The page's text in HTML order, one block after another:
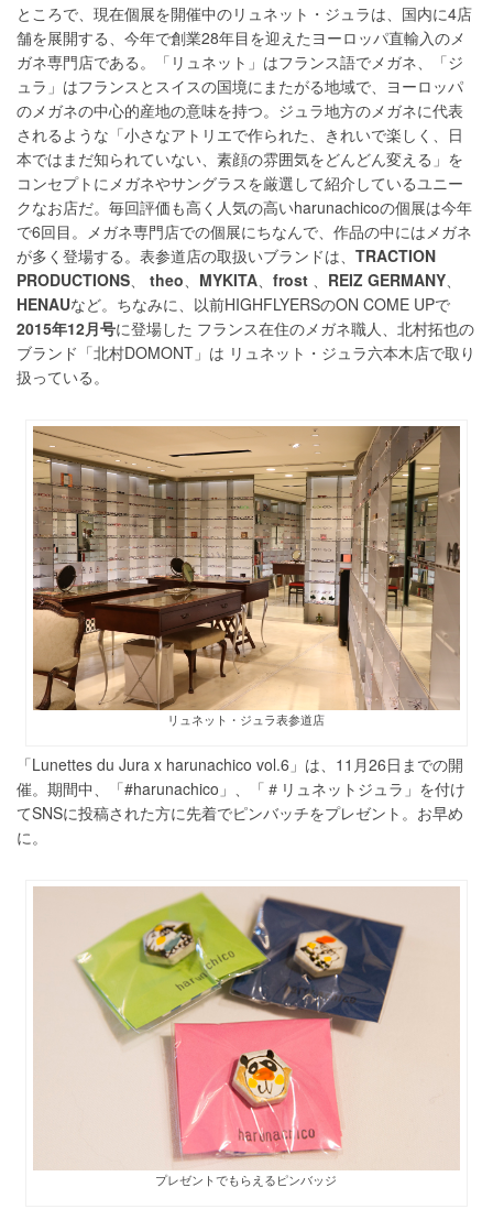
ところで、現在個展を開催中のリュネット・ジュラは、国内に4店
舗を展開する、今年で創業28年目を迎えたヨーロッパ直輸入のメ
ガネ専門店である。「リュネット」はフランス語でメガネ、「ジ
ュラ」はフランスとスイスの国境にまたがる地域で、ヨーロッパ
のメガネの中心的産地の意味を持つ。ジュラ地方のメガネに代表
されるような「小さなアトリエで作られた、きれいで楽しく、日
本ではまだ知られていない、素顔の雰囲気をどんどん変える」を
コンセプトにメガネやサングラスを厳選して紹介しているユニー
クなお店だ。毎回評価も高く人気の高いharunachicoの個展は今年
で6回目。メガネ専門店での個展にちなんで、作品の中にはメガネ
が多く登場する。表参道店の取扱いブランドは、 TRACTION
PRODUCTIONS
theo MYKITA frost REIZ GERMANY
HENAUなど。ちなみに、以前HIGHFLYERSのON COME UPで
2015年12月号に登場した フランス在住のメガネ職人、北村拓也の
ブランド「北村DOMONT」は リュネット・ジュラ六本木店で取り
扱っている。
リュネット・ジュラ表参道店
「Lunettes du Jura x harunachico vol.6」は、11月26日までの開
催。期間中、「#harunachico」、「＃リュネットジュラ」を付け
てSNSに投稿された方に先着でピンバッチをプレゼント。お早め
に。
プレゼントでもらえるピンバッジ